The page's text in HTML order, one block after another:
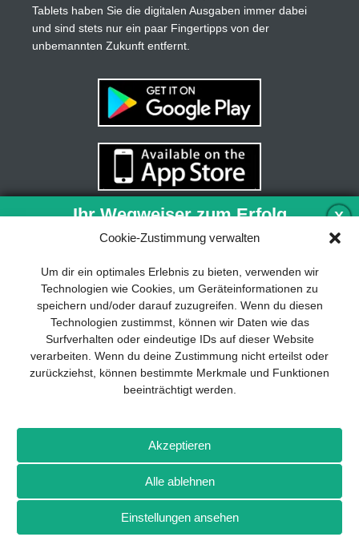
Cookie-Zustimmung verwalten
Um dir ein optimales Erlebnis zu bieten, verwenden wir
Technologien wie Cookies, um Geräteinformationen zu
speichern und/oder darauf zuzugreifen. Wenn du diesen
Technologien zustimmst, können wir Daten wie das
Surfverhalten oder eindeutige IDs auf dieser Website
verarbeiten. Wenn du deine Zustimmung nicht erteilst oder
zurückziehst, können bestimmte Merkmale und Funktionen
beeinträchtigt werden.
Akzeptieren
Alle ablehnen
Einstellungen ansehen
Tablets haben Sie die digitalen Ausgaben immer dabei
und sind stets nur ein paar Fingertipps von der
unbemannten Zukunft entfernt.
Impressum Datenschutz Kontakt Drones+
Magazin-
Mediadaten
Weitere Magazine von Wellhausen & Marquardt Medien
X
Ihr Wegweiser zum Erfolg
nachhaltigen Geschäftsmodells sind für
jedes Unternehmen unverzichtbar. Das
Business Model Canvas hilft, sich dabei
auf das Wesentliche zu konzentrieren
und stets im Blick zu behalten, worauf es
wirklich ankommt.
Abonnieren Sie unseren kostenlosen
herunter: „Vom Produkt zum Business:
NEWSLETTER-ANMELDUNG